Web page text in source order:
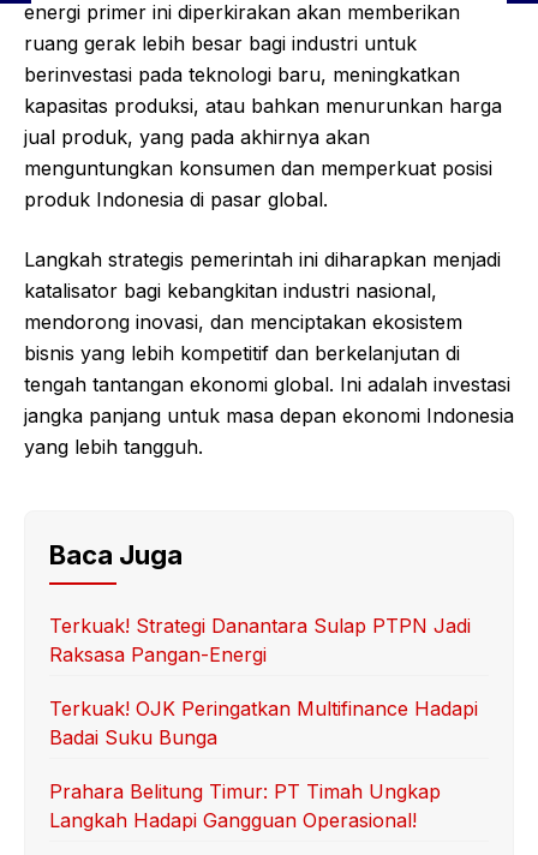
energi primer ini diperkirakan akan memberikan
ruang gerak lebih besar bagi industri untuk
berinvestasi pada teknologi baru, meningkatkan
kapasitas produksi, atau bahkan menurunkan harga
jual produk, yang pada akhirnya akan
menguntungkan konsumen dan memperkuat posisi
produk Indonesia di pasar global.
Langkah strategis pemerintah ini diharapkan menjadi
katalisator bagi kebangkitan industri nasional,
mendorong inovasi, dan menciptakan ekosistem
bisnis yang lebih kompetitif dan berkelanjutan di
tengah tantangan ekonomi global. Ini adalah investasi
jangka panjang untuk masa depan ekonomi Indonesia
yang lebih tangguh.
Baca Juga
Terkuak! Strategi Danantara Sulap PTPN Jadi
Raksasa Pangan-Energi
Terkuak! OJK Peringatkan Multifinance Hadapi
Badai Suku Bunga
Prahara Belitung Timur: PT Timah Ungkap
Langkah Hadapi Gangguan Operasional!